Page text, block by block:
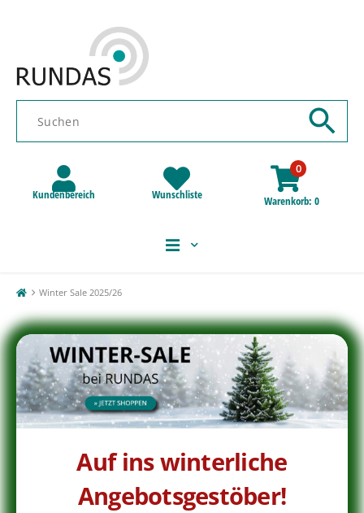
Kundenbereich Wunschliste
0
Warenkorb 0
Winter Sale 2025/26
Auf ins winterliche
Angebotsgestöber!